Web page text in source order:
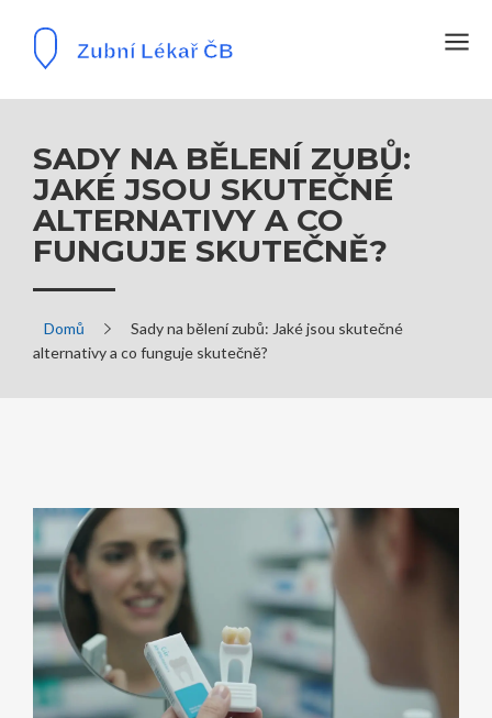
SADY NA BĚLENÍ ZUBŮ:
JAKÉ JSOU SKUTEČNÉ
ALTERNATIVY A CO
FUNGUJE SKUTEČNĚ?
Domů
Sady na bělení zubů: Jaké jsou skutečné
alternativy a co funguje skutečně?